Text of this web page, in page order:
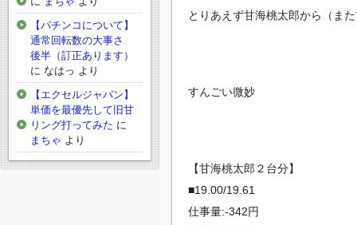
とりあえず甘海桃太郎から（ま
すんごい微妙
【甘海桃太郎２台分】
■19.00/19.61
仕事量:-342円
【パチンコについて】
通常回転数の大事さ
後半（訂正あります）
に なはっ より
【エクセルジャパン】
単価を最優先して旧甘
リング打ってみた に
まちゃ より